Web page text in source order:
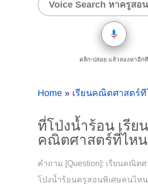
คลิก-ปล่อย แล้วลองหาอีกที
Home » เรียนคณิตศาสตร์ที่โป่งน้ำร้อนครูสอนพิเศษคนไ
ที่โป่งน้ำร้อน เรียน
คณิตศาสตร์ที่ไห
คำถาม [Question]: เรียนคณิต
โป่งน้ำร้อนครูสอนพิเศษคนไห